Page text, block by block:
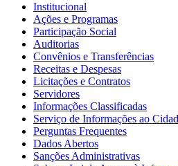
Institucional
Ações e Programas
Participação Social
Auditorias
Convênios e Transferências
Receitas e Despesas
Licitações e Contratos
Servidores
Informações Classificadas
Serviço de Informações ao
Perguntas Frequentes
Dados Abertos
Sanções Administrativas